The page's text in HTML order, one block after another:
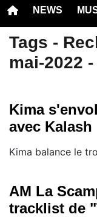
NEWS
Tags -
mai-2022
Kima
avec Kalash
Kima balance le
AM La
tracklist de